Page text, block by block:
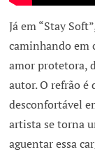
Já em “Stay
caminhando em
amor protetora,
autor. O refrão
desconfortável
artista se torna
aguentar essa